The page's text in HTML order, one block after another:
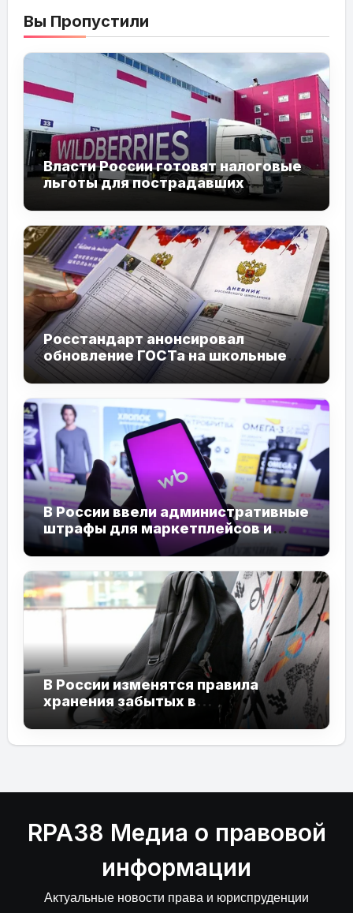
Вы Пропустили
Власти России готовят налоговые
льготы для пострадавших
продавцов Wildberries
Росстандарт анонсировал
обновление ГОСТа на школьные
дневники к 2027 году
В России ввели административные
штрафы для маркетплейсов и
продавцов
В России изменятся правила
хранения забытых в
общественном транспорте вещей
RPA38 Медиа о правовой
информации
Актуальные новости права и юриспруденции